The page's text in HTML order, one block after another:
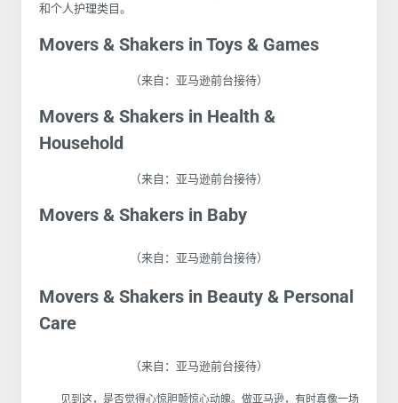
和个人护理类目。
Movers & Shakers in Toys & Games
（来自：亚马逊前台接待）
Movers & Shakers in Health &
Household
（来自： 亚马逊前台接待）
Movers & Shakers in Baby
（来自： 亚马逊前台接待）
Movers & Shakers in Beauty & Personal
Care
（来自： 亚马逊前台接待）
见到这，是否觉得心惊胆颤惊心动魄。做亚马逊，有时真像一场